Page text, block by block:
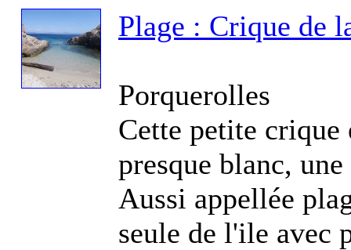
Plage : Crique de
Porquerolles
Cette petite
presque blanc,
Aussi appellée
seule de l'ile avec